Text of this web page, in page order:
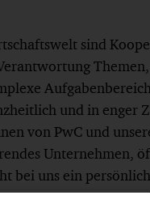
sind
und in enger
von PwC und
Unternehmen,
bei uns ein